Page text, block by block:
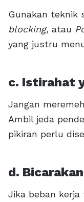
Gunakan teknik
blocking, atau
yang justru
c. Istirahat
Jangan
Ambil jeda
pikiran perlu
d.
Jika beban